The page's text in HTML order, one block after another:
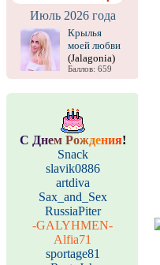
Июль 2026 года
Крылья
моей любви
(Jalagonia)
Баллов: 659
С Днем Рождения!
Snack
slavik0886
artdiva
Sax_and_Sex
RussiaPiter
-GALYHMEN-
Alfia71
sportage81